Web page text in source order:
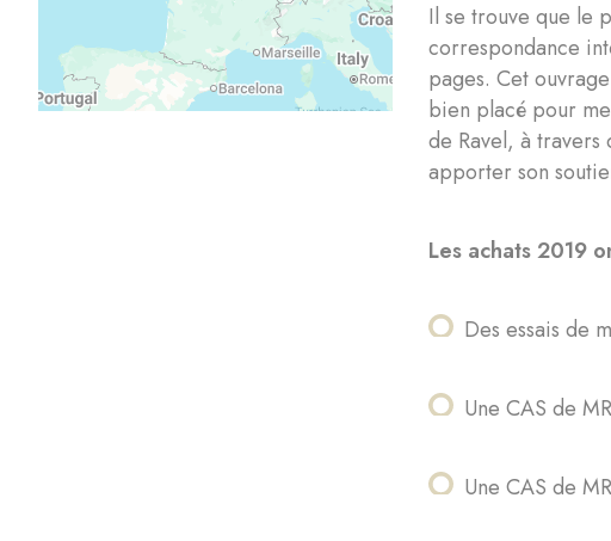
Il se trouve que le
correspondance
pages. Cet
bien placé pour
de Ravel, à
apporter son
Les achats 2019
Des essais de
Une CAS de
Une CAS de